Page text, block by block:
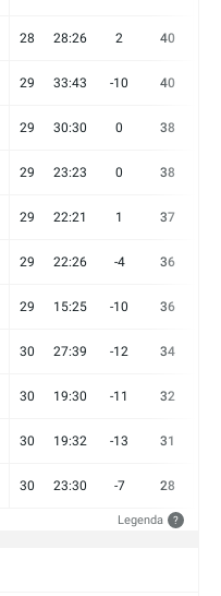
28 28:26 2 40
29 33:43 -10 40
29 30:30 0 38
29 23:23 0 38
29 22:21 1 37
29 22:26 -4 36
29 15:25 -10 36
30 27:39 -12 34
30 19:30 -11 32
30 19:32 -13 31
30 23:30 -7 28
Legenda ?